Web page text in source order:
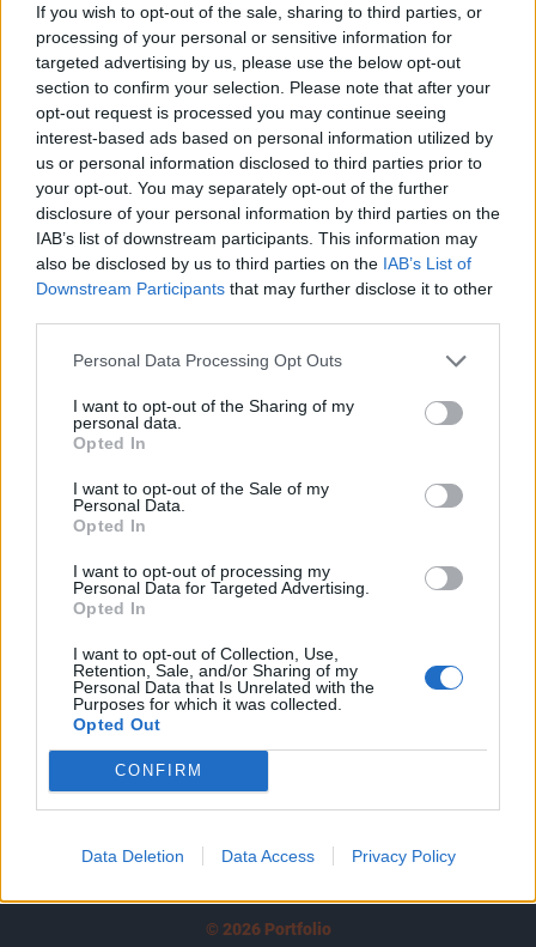
If you wish to opt-out of the sale, sharing to third parties, or
processing of your personal or sensitive information for
targeted advertising by us, please use the below opt-out
section to confirm your selection. Please note that after your
opt-out request is processed you may continue seeing
interest-based ads based on personal information utilized by
us or personal information disclosed to third parties prior to
your opt-out. You may separately opt-out of the further
disclosure of your personal information by third parties on the
IAB’s list of downstream participants. This information may
also be disclosed by us to third parties on the IAB’s List of
Downstream Participants that may further disclose it to other
Personal Data Processing Opt Outs
I want to opt-out of the Sharing of my
personal data.
Opted In
I want to opt-out of the Sale of my
Personal Data.
Opted In
I want to opt-out of processing my
Personal Data for Targeted Advertising.
Opted In
I want to opt-out of Collection, Use,
Retention, Sale, and/or Sharing of my
Personal Data that Is Unrelated with the
Purposes for which it was collected.
Opted Out
CONFIRM
Data Deletion Data Access Privacy Policy
is zárva van, így például Svájcban, Finnországban
és Svédországban is pihennek a brókerek.
Az egyes részvényeket tekintve a Tate & Lyle cukorgyártó
5.1%-ot emelkedett a londoni perketten, miután a
várakozásoknál jobb jelentést tett közzé, illetve először
számszerűsítette az EU-s cukorpiaci szabályozás cégre
gyakorolt kedvezőtlen hatását.A Barclays részvényei 1.4%-
os csökkenést mutatnak, miután az angol bank arról
számolt be, hogy a gyorsan emelkedő bevételek...
KEDVES OLVASÓNK!
A keresett cikk a portfolio.hu hírarchívumához
tartozik, melynek olvasása előfizetéses
Az előfizetés a következőket tartalmazza:
Portfolio.hu teljes cikkarchívum
Kötéslisták: BÉT elmúlt 2 év napon belüli
kötéslistái
Előfizetés
MÁR ELŐFIZETŐNK VAGY?
© 2026 Portfolio